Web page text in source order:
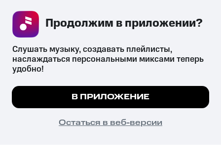
СКАЧАТЬ ПРИЛОЖЕНИЕ
психотропных веществ, их аналогов причиняет вред здоровью,
их незаконный оборот запрещён и влечёт установленную
законодательством ответственность.
© 2026 ООО «КИОН».
Все права защищены
Мы используем куки, чтобы на сайте все
Подробнее
ПОНЯТНО
Слушать музыку, создавать плейлисты,
наслаждаться персональными миксами теперь
удобно!
В ПРИЛОЖЕНИЕ
Остаться в веб-версии